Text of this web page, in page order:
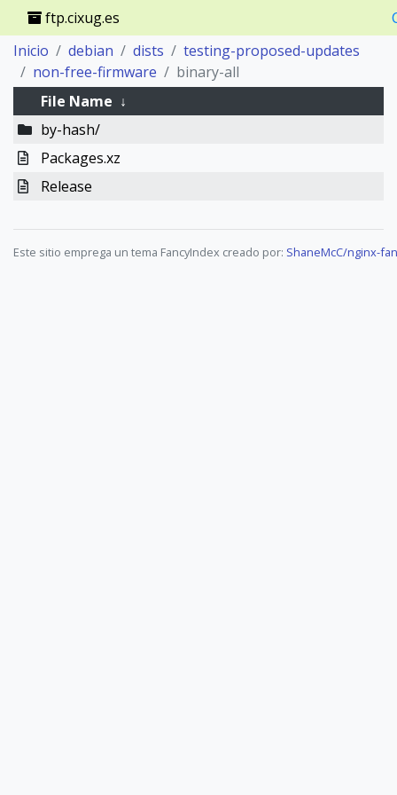
ftp.cixug.es
Inicio
debian dists
testing-proposed-updates
non-free-firmware
binary-all
File Name ↓
by-hash/
Packages.xz
Release
Este sitio emprega un tema FancyIndex creado por: ShaneMcC/nginx-